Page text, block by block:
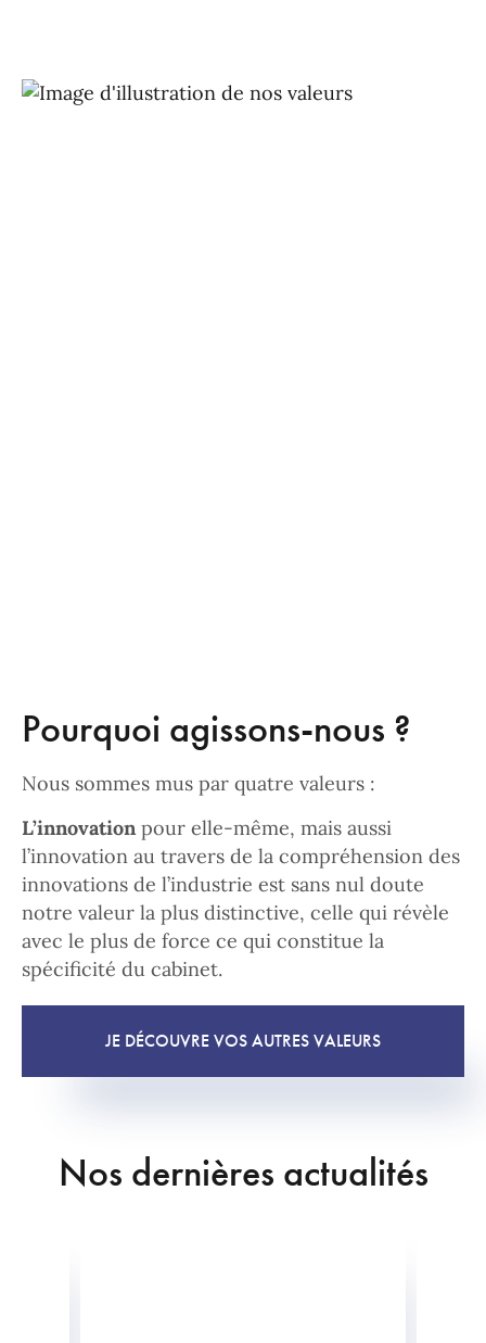
Pourquoi agissons-nous ?
Nous sommes mus par quatre valeurs :
L’innovation pour elle-même, mais aussi
l’innovation au travers de la compréhension des
innovations de l’industrie est sans nul doute
notre valeur la plus distinctive, celle qui révèle
avec le plus de force ce qui constitue la
spécificité du cabinet.
JE DÉCOUVRE VOS AUTRES VALEURS
Nos dernières actualités